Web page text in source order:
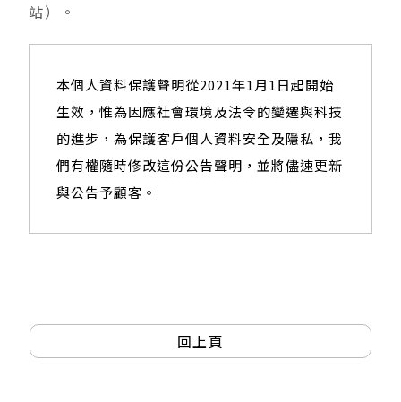
站）。
本個人資料保護聲明從2021年1月1日起開始
生效，惟為因應社會環境及法令的變遷與科技
的進步，為保護客戶個人資料安全及隱私，我
們有權隨時修改這份公告聲明，並將儘速更新
與公告予顧客。
回上頁